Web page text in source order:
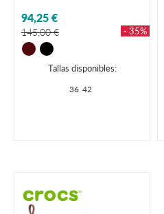
94,25 €
145,00 € - 35%
Tallas disponibles:
36 42